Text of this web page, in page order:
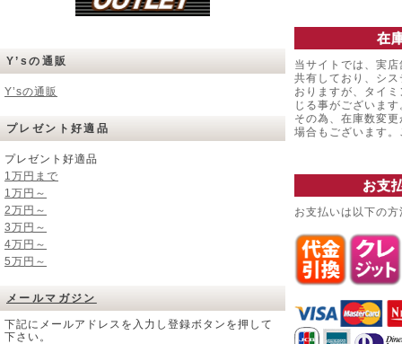
Y’sの通販
Y’sの通販
プレゼント好適品
プレゼント好適品
1万円まで
1万円～
2万円～
3万円～
4万円～
5万円～
メールマガジン
下記にメールアドレスを入力し登録ボタンを押して
下さい。
在
当サイトでは、実
共有しており、シ
おりますが、タイ
じる事がございます
その為、在庫数変
場合もございます
お支
お支払いは以下の